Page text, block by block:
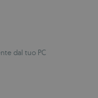
dal tuo PC